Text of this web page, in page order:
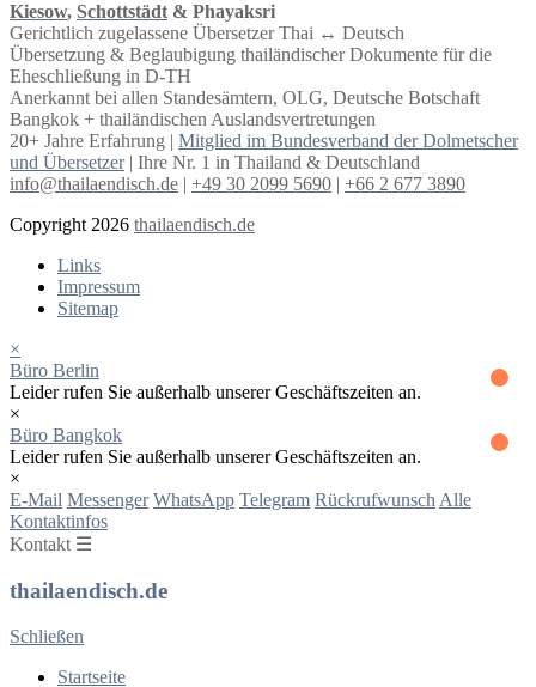
Kiesow, Schottstädt & Phayaksri
Gerichtlich zugelassene Übersetzer Thai ↔︎ Deutsch
Übersetzung & Beglaubigung thailändischer Dokumente für die
Eheschließung in D-TH
Anerkannt bei allen Standesämtern, OLG, Deutsche Botschaft
Bangkok + thailändischen Auslandsvertretungen
20+ Jahre Erfahrung | Mitglied im Bundesverband der Dolmetscher
und Übersetzer| Ihre Nr. 1 in Thailand & Deutschland
info@thailaendisch.de | +49 30 2099 5690 | +66 2 677 3890
Copyright 2026 thailaendisch.de
Links
Impressum
Sitemap
×
Büro Berlin
Leider rufen Sie außerhalb unserer Geschäftszeiten an.
×
Büro Bangkok
Leider rufen Sie außerhalb unserer Geschäftszeiten an.
×
E-Mail Messenger WhatsApp Telegram Rückrufwunsch Alle
Kontaktinfos
Kontakt ☰
thailaendisch.de
Schließen
Startseite